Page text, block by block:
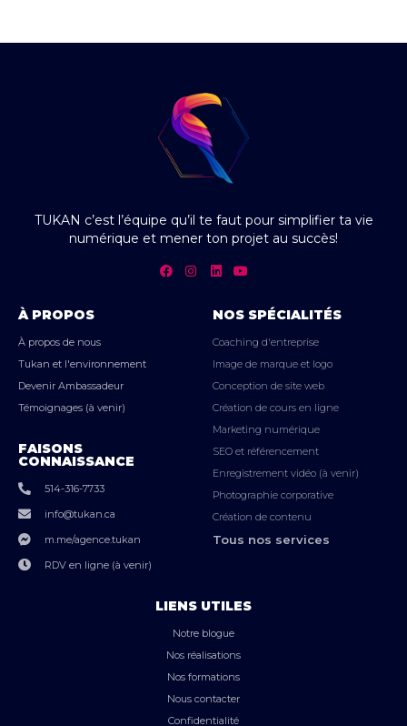
TUKAN c’est l’équipe qu’il te faut pour simplifier ta vie
numérique et mener ton projet au succès!
À PROPOS
À propos de nous
Tukan et l'environnement
Devenir Ambassadeur
Témoignages (à venir)
FAISONS
CONNAISSANCE
514-316-7733
info@tukan.ca
m.me/agence.tukan
RDV en ligne (à venir)
NOS SPÉCIALITÉS
Coaching d'entreprise
Image de marque et logo
Conception de site web
Création de cours en ligne
Marketing numérique
SEO et référencement
Enregistrement vidéo (à venir)
Photographie corporative
Création de contenu
Tous nos services
LIENS UTILES
Notre blogue
Nos réalisations
Nos formations
Nous contacter
Confidentialité